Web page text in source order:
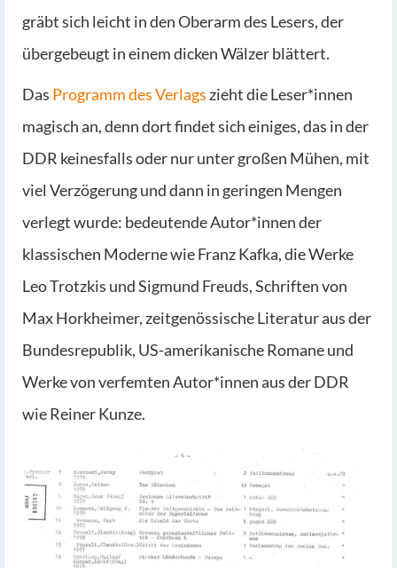
gräbt sich leicht in den Oberarm des Lesers, der
übergebeugt in einem dicken Wälzer blättert.
Das Programm des Verlags zieht die Leser*innen
magisch an, denn dort findet sich einiges, das in der
DDR keinesfalls oder nur unter großen Mühen, mit
viel Verzögerung und dann in geringen Mengen
verlegt wurde: bedeutende Autor*innen der
klassischen Moderne wie Franz Kafka, die Werke
Leo Trotzkis und Sigmund Freuds, Schriften von
Max Horkheimer, zeitgenössische Literatur aus der
Bundesrepublik, US-amerikanische Romane und
Werke von verfemten Autor*innen aus der DDR
wie Reiner Kunze.